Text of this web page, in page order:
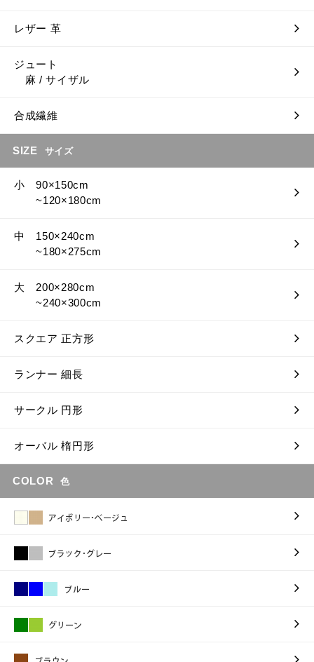
レザー 革
ジュート
麻 / サイザル
合成繊維
SIZE サイズ
小 90×150cm
~120×180cm
中 150×240cm
~180×275cm
大 200×280cm
~240×300cm
スクエア 正方形
ランナー 細長
サークル 円形
オーバル 楕円形
COLOR 色